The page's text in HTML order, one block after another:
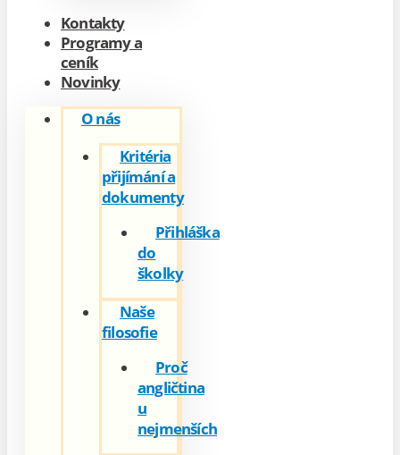
Kontakty
Programy a
ceník
Novinky
O nás
Kritéria
přijímání a
dokumenty
Přihláška
do
školky
Naše
filosofie
Proč
angličtina
u
nejmenších